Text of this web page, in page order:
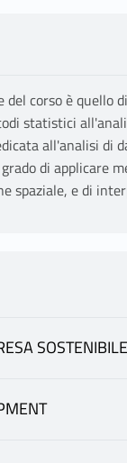
del corso è
statistici
all'analisi di
di applicare
spaziale, e di
SOSTENIBILE